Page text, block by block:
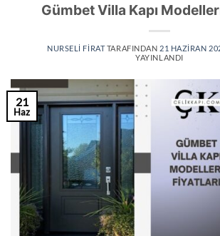
Gümbet Villa Kapı
NURSELI FIRATTARAFINDAN 21 HAZIRAN
YAYINLANDI
21
Haz